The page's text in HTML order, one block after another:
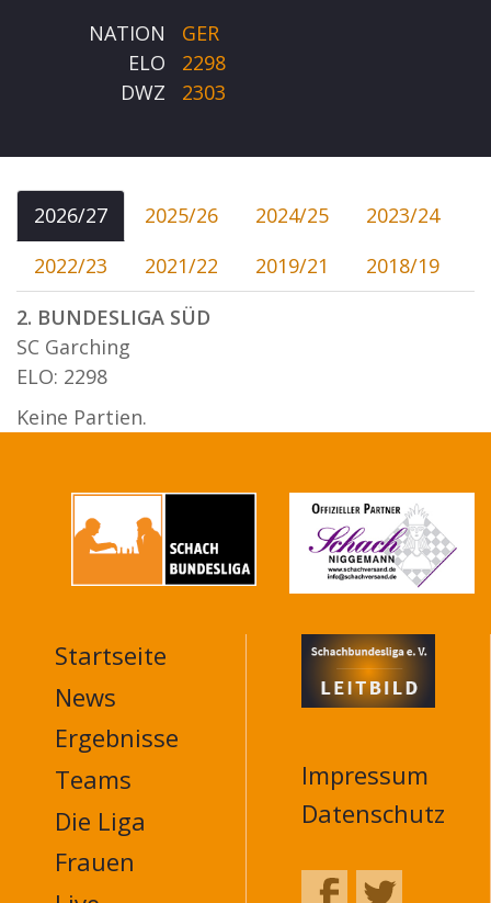
NATION
GER
ELO
2298
DWZ
2303
2026/27 2025/26 2024/25
2023/24
2022/23
2021/22 2019/21
2018/19
2. BUNDESLIGA SÜD
SC Garching
ELO: 2298
Keine Partien.
MAIN
NAVIGATION
FOOTER
Startseite
News
Ergebnisse
Teams
Die Liga
Frauen
Impressum
Datenschutz